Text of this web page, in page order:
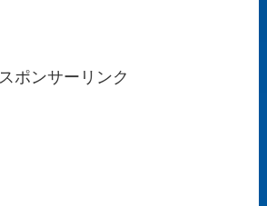
スポンサーリンク